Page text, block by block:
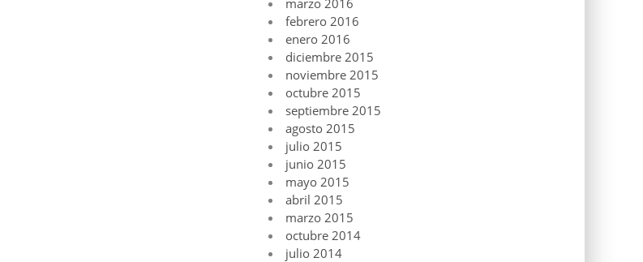
marzo 2016
febrero 2016
enero 2016
diciembre 2015
noviembre 2015
octubre 2015
septiembre 2015
agosto 2015
julio 2015
junio 2015
mayo 2015
abril 2015
marzo 2015
octubre 2014
julio 2014